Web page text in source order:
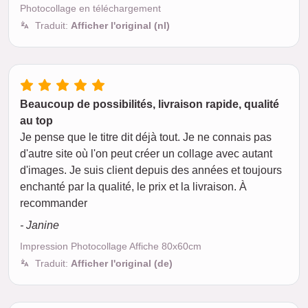
Photocollage en téléchargement
Traduit: Afficher l'original (nl)
Beaucoup de possibilités, livraison rapide, qualité
au top
Je pense que le titre dit déjà tout. Je ne connais pas
d'autre site où l'on peut créer un collage avec autant
d'images. Je suis client depuis des années et toujours
enchanté par la qualité, le prix et la livraison. À
recommander
- Janine
Impression Photocollage Affiche 80x60cm
Traduit: Afficher l'original (de)